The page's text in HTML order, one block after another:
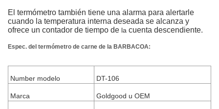
El termómetro también tiene una alarma para alertarle
cuando la temperatura interna deseada se alcanza y
ofrece un contador de tiempo de la cuenta descendiente.
Espec. del termómetro de carne de la BARBACOA:
Number modelo DT-106
Marca Goldgood u OEM